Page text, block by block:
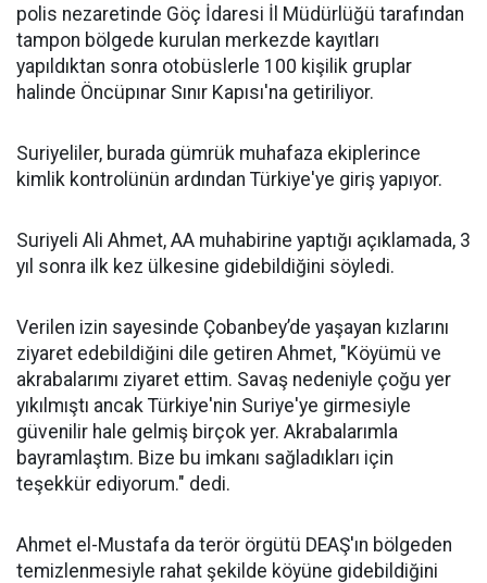
polis nezaretinde Göç İdaresi İl Müdürlüğü tarafından
tampon bölgede kurulan merkezde kayıtları
yapıldıktan sonra otobüslerle 100 kişilik gruplar
halinde Öncüpınar Sınır Kapısı'na getiriliyor.
Suriyeliler, burada gümrük muhafaza ekiplerince
kimlik kontrolünün ardından Türkiye'ye giriş yapıyor.
Suriyeli Ali Ahmet, AA muhabirine yaptığı açıklamada, 3
yıl sonra ilk kez ülkesine gidebildiğini söyledi.
Verilen izin sayesinde Çobanbey’de yaşayan kızlarını
ziyaret edebildiğini dile getiren Ahmet, "Köyümü ve
akrabalarımı ziyaret ettim. Savaş nedeniyle çoğu yer
yıkılmıştı ancak Türkiye'nin Suriye'ye girmesiyle
güvenilir hale gelmiş birçok yer. Akrabalarımla
bayramlaştım. Bize bu imkanı sağladıkları için
teşekkür ediyorum." dedi.
Ahmet el-Mustafa da terör örgütü DEAŞ'ın bölgeden
temizlenmesiyle rahat şekilde köyüne gidebildiğini